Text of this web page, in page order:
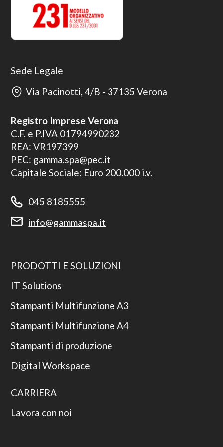
Sede Legale
Via Pacinotti, 4/B - 37135 Verona
Registro Imprese Verona
C.F. e P.IVA 01794990232
REA: VR197399
PEC: gamma.spa@pec.it
Capitale Sociale: Euro 200.000 i.v.
045 8185555
info@gammaspa.it
PRODOTTI E SOLUZIONI
IT Solutions
Stampanti Multifunzione A3
Stampanti Multifunzione A4
Stampanti di produzione
Digital Workspace
CARRIERA
Lavora con noi